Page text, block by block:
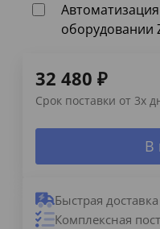
оборудовании
32 480 ₽
Срок поставки от 3х
В
Быстрая доставка
Комплексная